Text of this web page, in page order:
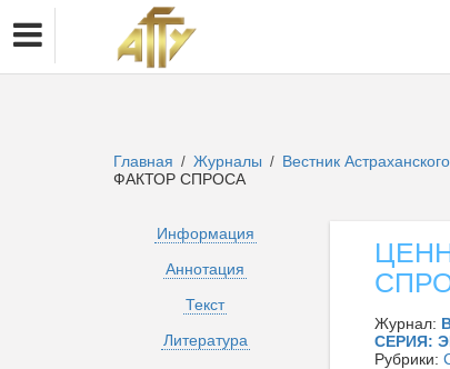
Главная / Журналы / Вестник
ФАКТОР СПРОСА
Информация
Аннотация
Текст
Литература
Журнал:
СЕРИЯ:
Рубрики: